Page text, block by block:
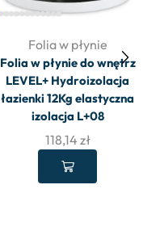
Folia w płynie
Folia w płynie do wnętrz
LEVEL+ Hydroizolacja
łazienki 12Kg elastyczna
izolacja L+08
118,14 zł